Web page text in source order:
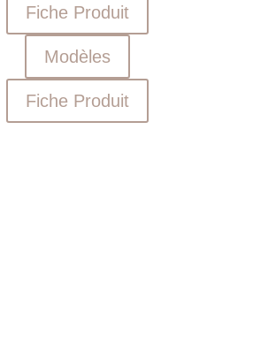
Fiche Produit
Modèles
Fiche Produit